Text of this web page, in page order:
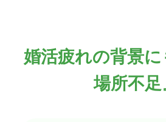
婚活疲れの背景
場所不足